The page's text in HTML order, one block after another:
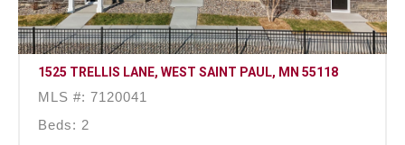
1525 TRELLIS LANE, WEST SAINT PAUL, MN 55118
MLS #: 7120041
Beds: 2